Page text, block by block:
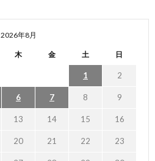
2026年8月
木 金 土 日
1 2
6 7 8 9
13 14 15 16
20 21 22 23